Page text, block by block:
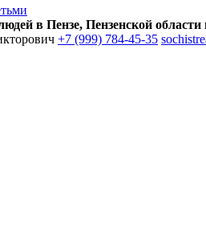
в Пензе, Пензенской области
+7 (999) 784-45-35